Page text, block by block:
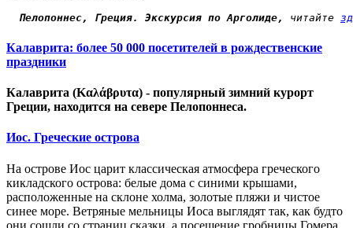
Пелопоннес, Греция. Экскурсия по Арголиде, читайте
Калаврита: более 50 000 посетителей в рождественские
праздники
Калаврита (Καλάβρυτα) - популярный зимний курорт
Греции, находится на севере Пелопоннеса.
Иос. Греческие острова
На острове Иос царит классическая атмосфера греческого
кикладского острова: белые дома с синими крышами,
расположенные на склоне холма, золотые пляжи и чистое
синее море. Ветряные мельницы Иоса выглядят так, как будто
они сошли со страниц сказки, а посещение гробницы Гомера